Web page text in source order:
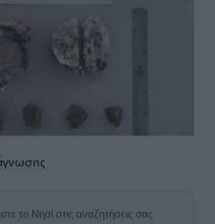
το Νησί στις αναζητήσεις σας